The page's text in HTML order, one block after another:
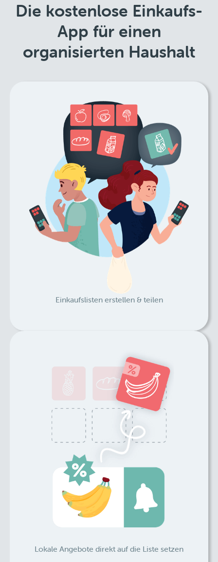
Die kostenlose Einkaufs-
App für einen
organisierten Haushalt
Einkaufslisten erstellen & teilen
Lokale Angebote direkt auf die Liste setzen